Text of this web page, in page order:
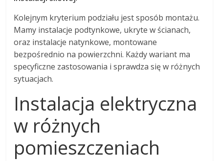
Kolejnym kryterium podziału jest sposób montażu.
Mamy instalacje podtynkowe, ukryte w ścianach,
oraz instalacje natynkowe, montowane
bezpośrednio na powierzchni. Każdy wariant ma
specyficzne zastosowania i sprawdza się w różnych
sytuacjach.
Instalacja elektryczna
w różnych
pomieszczeniach